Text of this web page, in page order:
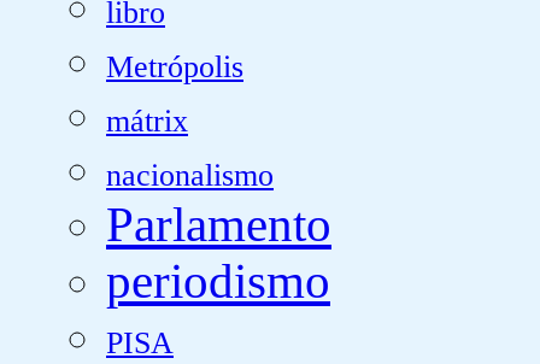
libro
Metrópolis
mátrix
nacionalismo
Parlamento
periodismo
PISA